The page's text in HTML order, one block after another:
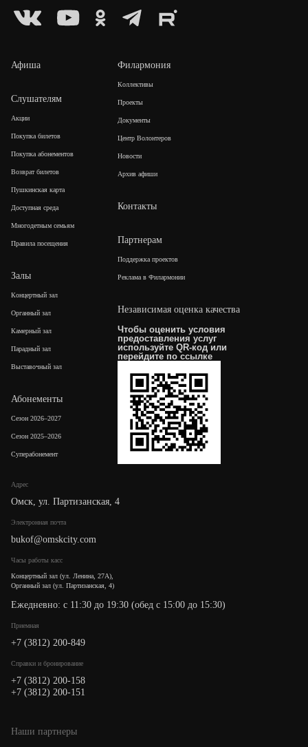
Адрес
Омск, ул. Партизанская, 4
Электронная почта
bukof@omskcity.com
Часы работы касс
Концертный зал (ул. Ленина, 27А),
Органный зал (ул. Партизанская, 4)
Ежедневно: с 11:30 до 19:30 (обед с 15:00 до 15:30)
Приемная
+7 (3812) 200-849
Cправки и бронирование
+7 (3812) 200-158
+7 (3812) 200-151
Афиша
Слушателям
Акции
Покупка билетов
Покупка абонементов
Возврат билетов
Пушкинская карта
Доступная среда
Многодетным семьям
Правила посещения
Залы
Концертный зал
Органный зал
Камерный зал
Парадный зал
Выставочный зал
Абонементы
Сезон 2026–2027
Сезон 2025–2026
Суперабонемент
Филармония
Коллективы
Проекты
Документы
Центр Волонтеров
Новости
Архив афиши
Контакты
Партнерам
Поддержка проектов
Реклама в Филармонии
Независимая оценка качества
Чтобы оценить условия
предоставления услуг
используйте QR-код или
перейдите поссылке
Наши партнеры